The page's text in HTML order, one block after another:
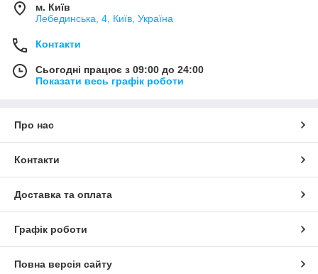
виробничих підприємств.
м. Київ
Лебединська, 4, Київ, Україна
Контакти
Сьогодні працює з 09:00 до 24:00
Показати весь графік роботи
Про нас
Контакти
Доставка та оплата
Графік роботи
Повна версія сайту